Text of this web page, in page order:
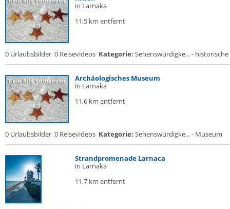
in Larnaka
11,5 km entfernt
0 Urlaubsbilder 0 Reisevideos Kategorie: Sehenswürdigke... - historische
Archäologisches Museum
in Larnaka
11,6 km entfernt
0 Urlaubsbilder 0 Reisevideos Kategorie: Sehenswürdigke... - Museum
Strandpromenade Larnaca
in Larnaka
11,7 km entfernt